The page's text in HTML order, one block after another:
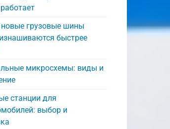
грузовые шины
быстрее
микросхемы: виды и
станции для
выбор и